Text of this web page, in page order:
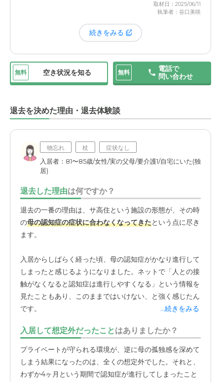
栄養バランスを考えた献立で、 温かいものは温かく、冷た
いものは冷たい状態で提供してくださいます。
もちろん、多くのご高齢の方向けに作られているので、全
体的に柔らかめに調理されているな、と感じることはあり
えが欲しいなと思うことも時々ありますが、それは些細な
ことです。総合的に見れば、十分に美味しく、満足のいく
食事を提供していただいていると感じています。
なことを頼んでいいのだろうか」と、少し気まずく感じて
しまい、結局頼めずじまい…ということも。
になるのか。その線引きがもう少し分かりやすく明示され
ていると、私たち入居者も、もっと気軽に、そして安心し
てスタッフの方を頼ることができるのにな、と感じていま
ただ、私自身はまだ認知症ではありませんし、幸い自分の
足で歩くことができます。そうすると、食事の時間やレク
リエーションの際に、なかなかお話が合う方を見つけるの
「幸いなことに」と言うべきでしょうか、5〜6人ほど、
す。でも、入居前は、もう少し同じような状況の方が多い
かりだとは思わなかったなあ」というのが、正直な気持ち
ですね。
取材日：2025/06/11
執筆者：谷口美咲
続きをみる
無料 空き状況を知る 無料
電話で
問い合わせ
退去を決めた理由・退去体験談
物忘れ 杖 症状なし
入居者：81〜85歳/女性/実の父母/要介護1/自宅にいた(独
居)
退去した理由は何ですか？
退去の一番の理由は、サ高住という施設の形態が、その時
の母の認知症の症状に合わなくなってきたという点に尽き
ます。
入居からしばらく経った頃、母の認知症がかなり進行して
しまったと感じるようになりました。ネットで「人との接
触がなくなると認知症は進行しやすくなる」という情報を
見たこともあり、このままではいけない、と強く感じたん
です。
施設自体は本当に素晴らしく、スタッフの皆さんもサービ
スの範囲内でやれることをすごくやっていただいて。決し
て施設やサービスが悪かったわけではないんです。すごく
良い施設だったと今でも思っています。
...続きをみる
入居して想定外だったことはありましたか？
プライベートが守られる環境が、逆に母の孤独感を深めて
しまう結果になったのは、全くの想定外でした。それと、
わずか4ヶ月という期間で認知症が進行してしまったこと